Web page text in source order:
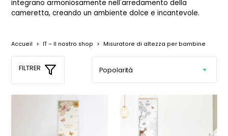
integrano armoniosamente nell'arredamento della
cameretta, creando un ambiente dolce e incantevole.
Accueil > IT – Il nostro shop > Misuratore di altezza per bambine
FILTRER